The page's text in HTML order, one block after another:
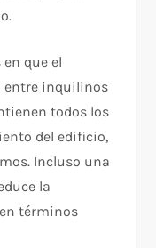
en que el
entre inquilinos
todos los
del edificio,
Incluso una
la
términos